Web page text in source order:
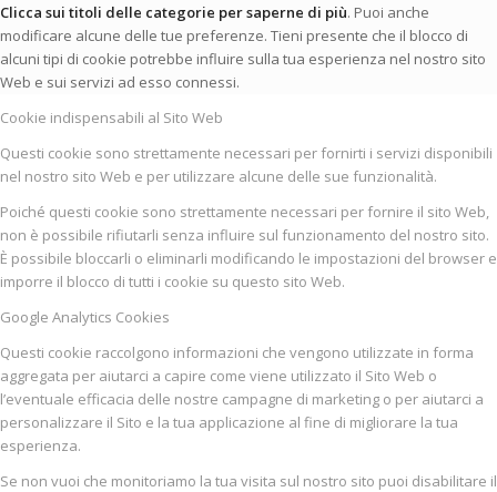
Clicca sui titoli delle categorie per saperne di più. Puoi anche
modificare alcune delle tue preferenze. Tieni presente che il blocco di
alcuni tipi di cookie potrebbe influire sulla tua esperienza nel nostro sito
Web e sui servizi ad esso connessi.
Cookie indispensabili al Sito Web
Questi cookie sono strettamente necessari per fornirti i servizi disponibili
nel nostro sito Web e per utilizzare alcune delle sue funzionalità.
Poiché questi cookie sono strettamente necessari per fornire il sito Web,
non è possibile rifiutarli senza influire sul funzionamento del nostro sito.
È possibile bloccarli o eliminarli modificando le impostazioni del browser e
imporre il blocco di tutti i cookie su questo sito Web.
Google Analytics Cookies
Questi cookie raccolgono informazioni che vengono utilizzate in forma
aggregata per aiutarci a capire come viene utilizzato il Sito Web o
l’eventuale efficacia delle nostre campagne di marketing o per aiutarci a
personalizzare il Sito e la tua applicazione al fine di migliorare la tua
esperienza.
Se non vuoi che monitoriamo la tua visita sul nostro sito puoi disabilitare il